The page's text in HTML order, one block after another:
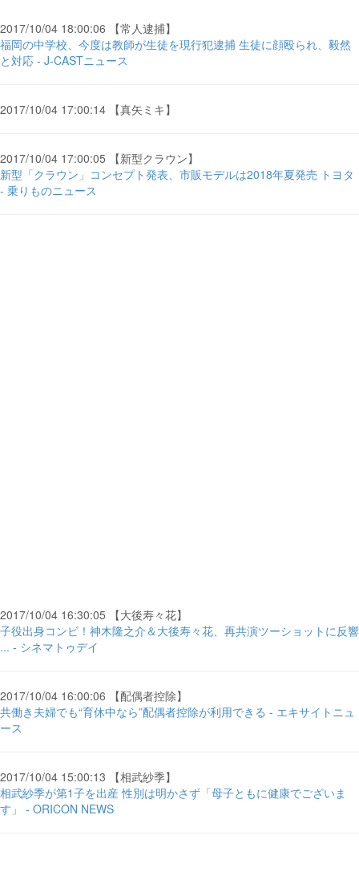
2017/10/04 18:00:06 【常人逮捕】
福岡の中学校、今度は教師が生徒を現行犯逮捕 生徒に顔殴られ、毅然
と対応 - J-CASTニュース
2017/10/04 17:00:14 【真矢ミキ】
2017/10/04 17:00:05 【新型クラウン】
新型「クラウン」コンセプト発表、市販モデルは2018年夏発売 トヨタ
- 乗りものニュース
2017/10/04 16:30:05 【大後寿々花】
子役出身コンビ！神木隆之介＆大後寿々花、再共演ツーショットに反響
... - シネマトゥデイ
2017/10/04 16:00:06 【配偶者控除】
共働き夫婦でも“育休中なら”配偶者控除が利用できる - エキサイトニュ
ース
2017/10/04 15:00:13 【相武紗季】
相武紗季が第1子を出産 性別は明かさず「母子ともに健康でございま
す」 - ORICON NEWS